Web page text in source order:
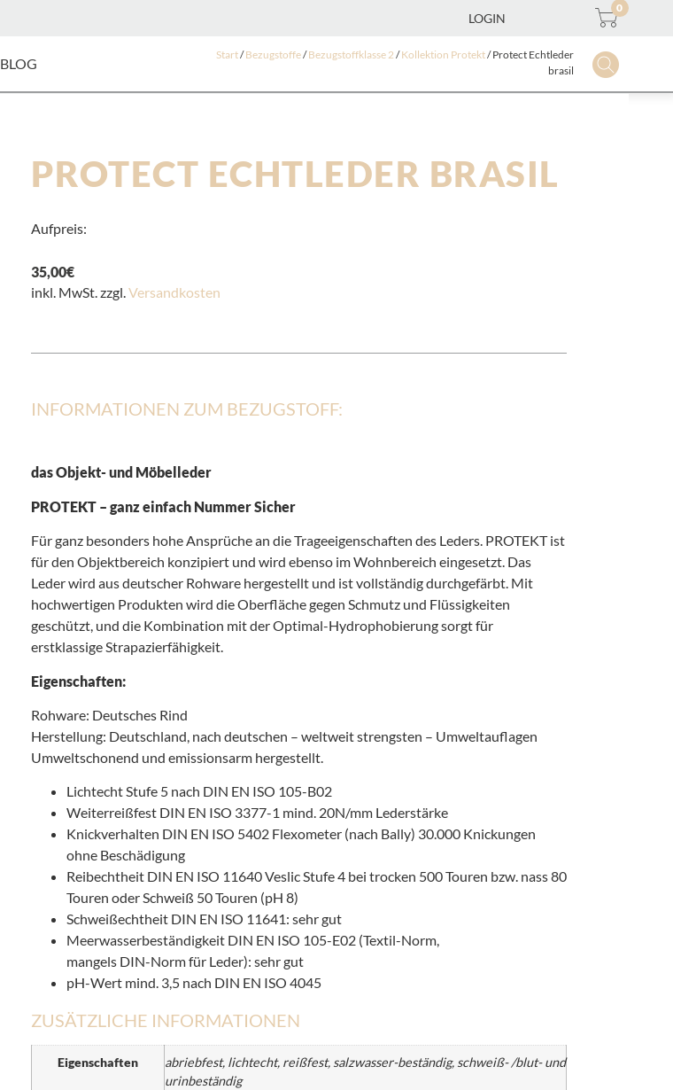
LOGIN
0
BLOG
Start/Bezugstoffe/Bezugstoffklasse 2 /Kollektion Protekt/ Protect Echtleder
brasil
PROTECT ECHTLEDER BRASIL
Aufpreis:
35,00€
inkl. MwSt. zzgl.Versandkosten
INFORMATIONEN ZUM BEZUGSTOFF:
das Objekt- und Möbelleder
PROTEKT – ganz einfach Nummer Sicher
Für ganz besonders hohe Ansprüche an die Trageeigenschaften des Leders. PROTEKT ist
für den Objektbereich konzipiert und wird ebenso im Wohnbereich eingesetzt. Das
Leder wird aus deutscher Rohware hergestellt und ist vollständig durchgefärbt. Mit
hochwertigen Produkten wird die Oberfläche gegen Schmutz und Flüssigkeiten
geschützt, und die Kombination mit der Optimal-Hydrophobierung sorgt für
erstklassige Strapazierfähigkeit.
Eigenschaften:
Rohware: Deutsches Rind
Herstellung: Deutschland, nach deutschen – weltweit strengsten – Umweltauflagen
Umweltschonend und emissionsarm hergestellt.
Lichtecht Stufe 5 nach DIN EN ISO 105-B02
Weiterreißfest DIN EN ISO 3377-1 mind. 20N/mm Lederstärke
Knickverhalten DIN EN ISO 5402 Flexometer (nach Bally) 30.000 Knickungen
ohne Beschädigung
Reibechtheit DIN EN ISO 11640 Veslic Stufe 4 bei trocken 500 Touren bzw. nass 80
Touren oder Schweiß 50 Touren (pH 8)
Schweißechtheit DIN EN ISO 11641: sehr gut
Meerwasserbeständigkeit DIN EN ISO 105-E02 (Textil-Norm,
mangels DIN-Norm für Leder): sehr gut
pH-Wert mind. 3,5 nach DIN EN ISO 4045
ZUSÄTZLICHE INFORMATIONEN
Eigenschaften
abriebfest, lichtecht, reißfest, salzwasser-beständig, schweiß- /blut- und
urinbeständig